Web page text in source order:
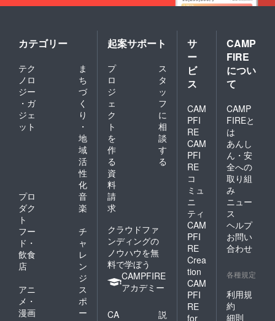
カテゴリー
テク
ノロ
ジー
・ガ
ジェ
ット
ま
ち
づ
く
り
・
地
域
活
性
化
プロ
ダク
ト
音
楽
フー
ド・
飲食
店
チ
ャ
レ
ン
ジ
アニ
メ・
漫画
ス
ポ
ー
起案サポート
プ
ロ
ジ
ェ
ク
ト
を
作
る
ス
タ
ッ
フ
に
相
談
す
る
資
料
請
求
クラウドファ
ンディングの
ノウハウを無
料で学ぼう
CAMPFIRE
アカデミー
CA
説
サ
ー
ビ
ス
CAM
PFI
RE
CAM
PFI
RE
コ
ミュ
ニ
ティ
CAM
PFI
RE
Crea
tion
CAM
PFI
RE
for
CAMP
FIRE
につい
て
CAMP
FIREと
は
あんし
ん・安
全への
取り組
み
ニュー
ス
ヘルプ
お問い
合わせ
各種規定
利用規
約
細則